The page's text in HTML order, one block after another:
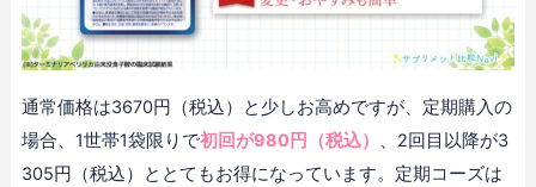
通常価格は3670円（税込）と少しお高めですが、定期購入の
場合、1世帯1袋限りで初回が980円（税込）
、2回目以降が3
305円（税込）ととてもお得になっています。定期コーズは